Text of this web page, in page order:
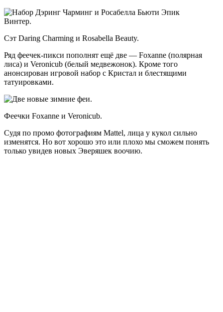
Сэт Daring Charming и Rosabella Beauty.
Ряд феечек-пикси пополнят ещё две — Foxanne (полярная
лиса) и Veronicub (белый медвежонок). Кроме того
анонсирован игровой набор с Кристал и блестящими
татуировками.
Феечки Foxanne и Veronicub.
Судя по промо фотографиям Mattel, лица у кукол сильно
изменятся. Но вот хорошо это или плохо мы сможем понять
только увидев новых Эверяшек воочию.